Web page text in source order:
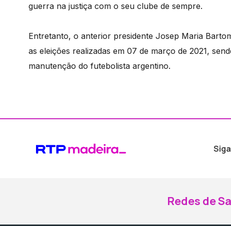
guerra na justiça com o seu clube de sempre.
Entretanto, o anterior presidente Josep Maria
as eleições realizadas em 07 de março de 2021,
manutenção do futebolista argentino.
Redes de